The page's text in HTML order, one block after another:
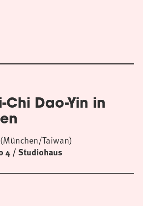
Chi Dao-Yin in
4 / Studiohaus
Taiwan)